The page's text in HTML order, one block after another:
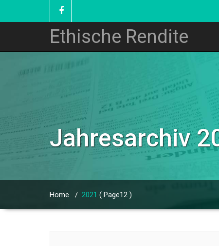
Ethische Rendite
Jahresarchiv
Home / 2021 ( Page12 )